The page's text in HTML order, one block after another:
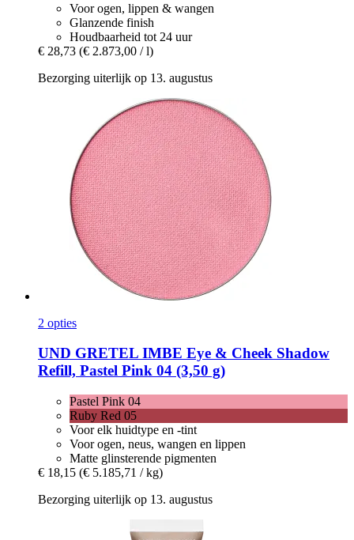
Voor ogen, lippen & wangen
Glanzende finish
Houdbaarheid tot 24 uur
€ 28,73 (€ 2.873,00 / l)
Bezorging uiterlijk op 13. augustus
2 opties
UND GRETEL IMBE Eye & Cheek Shadow
Refill, Pastel Pink 04 (3,50 g)
Pastel Pink 04
Ruby Red 05
Voor elk huidtype en -tint
Voor ogen, neus, wangen en lippen
Matte glinsterende pigmenten
€ 18,15 (€ 5.185,71 / kg)
Bezorging uiterlijk op 13. augustus